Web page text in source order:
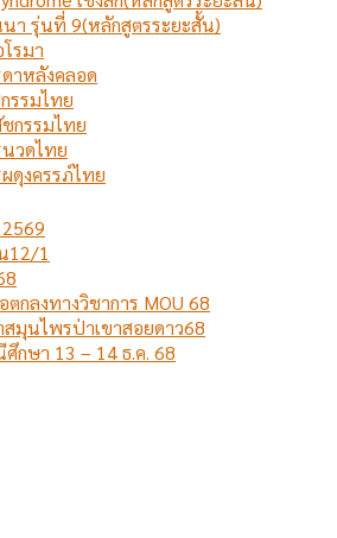
า รุ่นที่ 9(หลักสูตรระยะสั้น)
รมา
าหลังคลอด
รรมไทย
กรรมไทย
วดไทย
ดุงครรภ์ไทย
12/1
กลงทางวิชาการ MOU 68
มุนไพรป่าเขาสอยดาว68
กษา 13 – 14 ธ.ค. 68